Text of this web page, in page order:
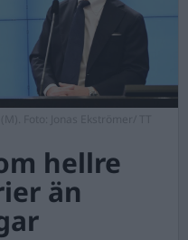
hellre
än